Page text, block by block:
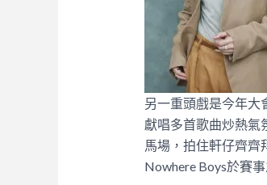
另一重頭戲是今年大
獻唱多首歌曲炒熱氣
馬場，拍住軒仔齊齊
Nowhere Boys於賽